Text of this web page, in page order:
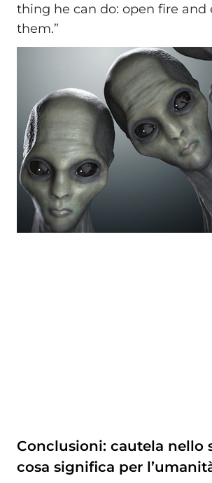
thing he can do: open fire and
them.”
Conclusioni: cautela nello
cosa significa per